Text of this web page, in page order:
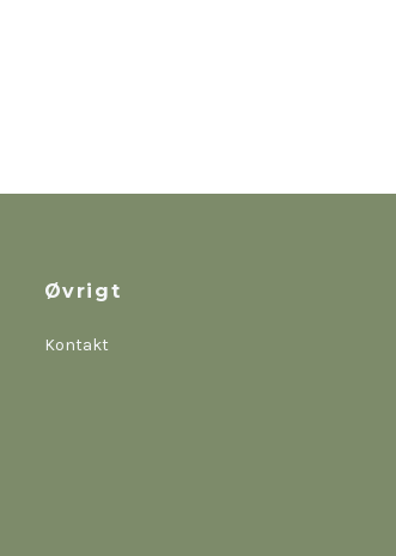
Øvrigt
Kontakt